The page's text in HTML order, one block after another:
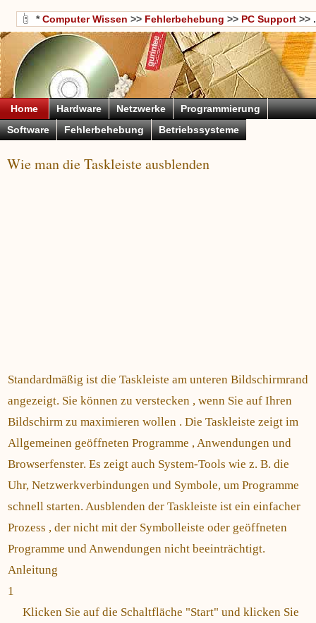
*Computer Wissen >> Fehlerbehebung >> PC Support >> .
Home Hardware Netzwerke
Programmierung
Software
Fehlerbehebung Betriebssysteme
Wie man die Taskleiste ausblenden
Standardmäßig ist die Taskleiste am unteren Bildschirmrand
angezeigt. Sie können zu verstecken , wenn Sie auf Ihren
Bildschirm zu maximieren wollen . Die Taskleiste zeigt im
Allgemeinen geöffneten Programme , Anwendungen und
Browserfenster. Es zeigt auch System-Tools wie z. B. die
Uhr, Netzwerkverbindungen und Symbole, um Programme
schnell starten. Ausblenden der Taskleiste ist ein einfacher
Prozess , der nicht mit der Symbolleiste oder geöffneten
Programme und Anwendungen nicht beeinträchtigt.
Anleitung
1
Klicken Sie auf die Schaltfläche "Start" und klicken Sie